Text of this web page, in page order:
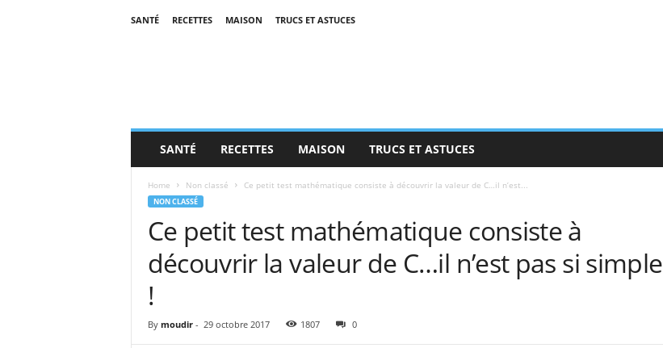
SANTÉ RECETTES MAISON TRUCS ET ASTUCES
SANTÉ RECETTES MAISON TRUCS ET ASTUCES
Home Non classé Ce petit test mathématique consiste à découvrir la valeur de C…il n’est...
NON CLASSÉ
Ce petit test mathématique consiste à
découvrir la valeur de C…il n’est pas si simple
!
By moudir- 29 octobre 2017 1807 0